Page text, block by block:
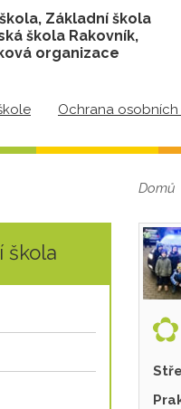
Základní škola
škola Rakovník,
organizace
Ochrana osobních
škola
Domů